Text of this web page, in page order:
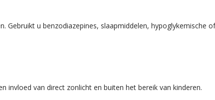
Gebruikt u benzodiazepines, slaapmiddelen,
invloed van direct zonlicht en buiten het bereik van kinderen.